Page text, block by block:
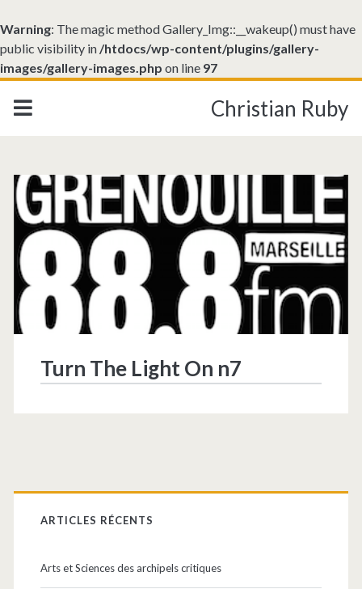
Warning: The magic method Gallery_Img::__wakeup() must have
public visibility in /htdocs/wp-content/plugins/gallery-
images/gallery-images.php on line 97
Christian Ruby
Étiquette :
<span>the</span>
Turn The Light On n7
Barre
latérale
principale
ARTICLES RÉCENTS
Arts et Sciences des archipels critiques